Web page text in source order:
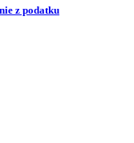
z podatku